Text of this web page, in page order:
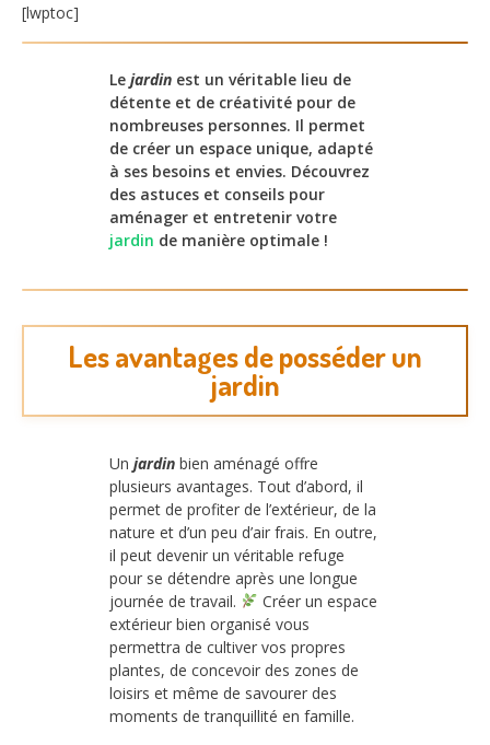
[lwptoc]
Le jardin est un véritable lieu de
détente et de créativité pour de
nombreuses personnes. Il permet
de créer un espace unique, adapté
à ses besoins et envies. Découvrez
des astuces et conseils pour
aménager et entretenir votre
jardin de manière optimale !
Les avantages de posséder un
jardin
Un jardin bien aménagé offre
plusieurs avantages. Tout d’abord, il
permet de profiter de l’extérieur, de la
nature et d’un peu d’air frais. En outre,
il peut devenir un véritable refuge
pour se détendre après une longue
journée de travail.
Créer un espace
extérieur bien organisé vous
permettra de cultiver vos propres
plantes, de concevoir des zones de
loisirs et même de savourer des
moments de tranquillité en famille.